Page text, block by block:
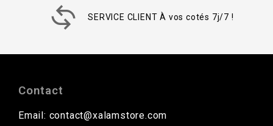
SERVICE CLIENT À vos cotés 7j/7 !
Contact
Email: contact@xalamstore.com